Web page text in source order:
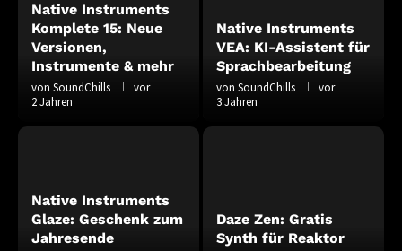
Native Instruments
Komplete 15: Neue
Versionen,
Instrumente & mehr
von SoundChills
vor
2 Jahren
Native Instruments
VEA: KI-Assistent für
Sprachbearbeitung
von SoundChills
vor
3 Jahren
Native Instruments
Glaze: Geschenk zum
Jahresende
Daze Zen: Gratis
Synth für Reaktor